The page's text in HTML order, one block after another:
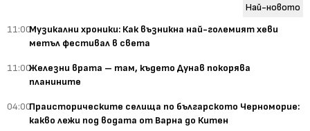
Най-новото
11:00Музикални хроники: Как възникна най-големият хеви
метъл фестивал в света
11:00Железни врата – там, където Дунав покорява
планините
04:00Праисторическите селища по българското Черноморие:
какво лежи под водата от Варна до Китен